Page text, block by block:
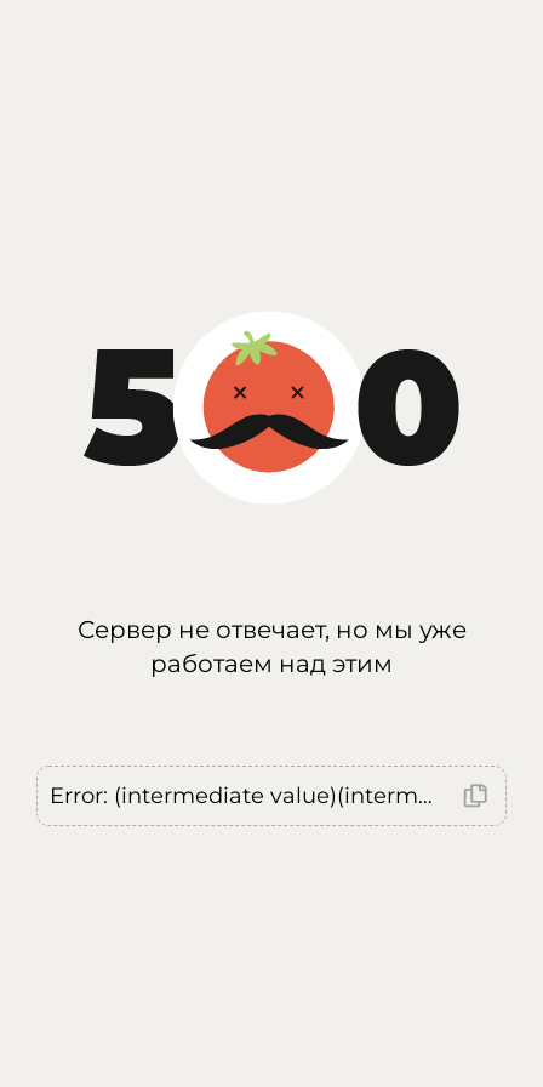
Сервер не отвечает, но мы уже
работаем над этим
Error: (intermediate value)(intermediate value)(intermediate value).replaceAll is not a function